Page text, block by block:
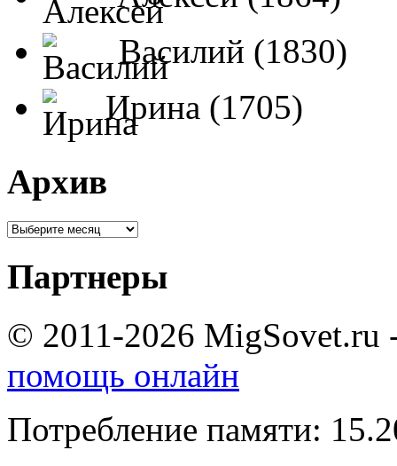
Василий (1830)
Ирина (1705)
Архив
Партнеры
© 2011-2026 MigSovet.ru
помощь онлайн
Потребление памяти: